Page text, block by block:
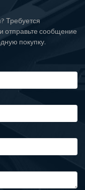
Требуется
отправьте сообщение
покупку.